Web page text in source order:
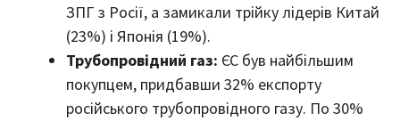
ЗПГ з Росії, а замикали трійку лідерів Китай
(23%) і Японія (19%).
Трубопровідний газ: ЄС був найбільшим
покупцем, придбавши 32% експорту
російського трубопровідного газу. По 30%